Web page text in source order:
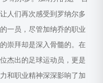
人们再次感受到罗纳尔多
一员，尽管加纳乔的职业
崇拜却是深入骨髓的。在
杰出的足球运动员，更是
和职业精神深深影响了加